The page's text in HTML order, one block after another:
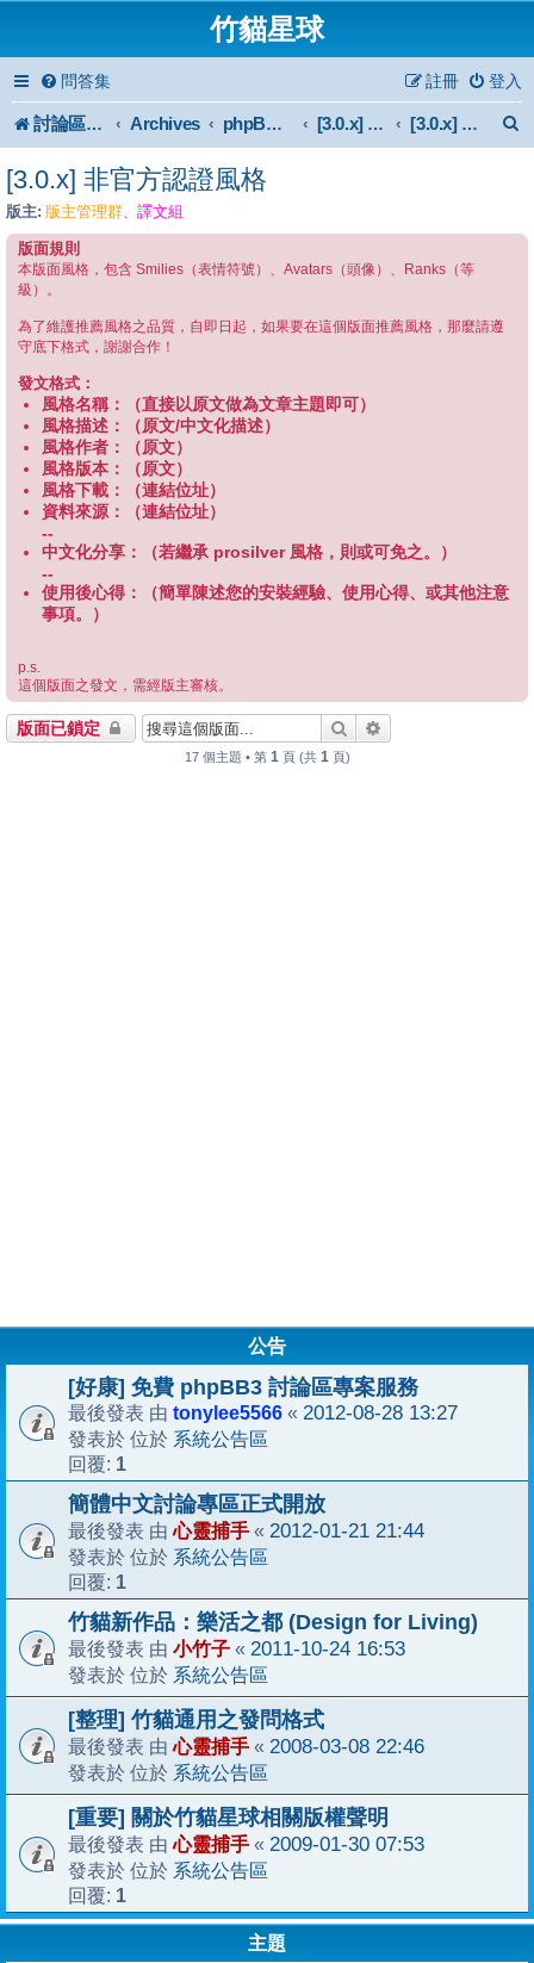
竹貓星球
問答集 登入
註冊
討論區首頁 Archives phpBB 3.0.x Forum Archive [3.0.x] Style [3.0.x] 非官方認證風格
[3.0.x] 非官方認證風格
版主: 版主管理群、 譯文組
版面規則
本版面風格，包含 Smilies（表情符號）、Avatars（頭像）、Ranks（等
級）。
為了維護推薦風格之品質，自即日起，如果要在這個版面推薦風格，那麼請遵
守底下格式，謝謝合作！
發文格式：
風格名稱：（直接以原文做為文章主題即可）
風格描述：（原文/中文化描述）
風格作者：（原文）
風格版本：（原文）
風格下載：（連結位址）
資料來源：（連結位址）
--
中文化分享：（若繼承 prosilver 風格，則或可免之。）
--
使用後心得：（簡單陳述您的安裝經驗、使用心得、或其他注意
事項。）
p.s.
這個版面之發文，需經版主審核。
版面已鎖定 搜尋
17 個主題 • 第 1 頁 (共 1 頁)
公告
[好康] 免費 phpBB3 討論區專案服務
最後發表 由 tonylee5566 « 2012-08-28 13:27
發表於 位於 系統公告區
回覆: 1
簡體中文討論專區正式開放
最後發表 由心靈捕手 « 2012-01-21 21:44
發表於 位於 系統公告區
回覆: 1
竹貓新作品：樂活之都 (Design for Living)
最後發表 由 小竹子 « 2011-10-24 16:53
發表於 位於 系統公告區
[整理] 竹貓通用之發問格式
最後發表 由心靈捕手 « 2008-03-08 22:46
發表於 位於 系統公告區
[重要] 關於竹貓星球相關版權聲明
最後發表 由心靈捕手 « 2009-01-30 07:53
發表於 位於 系統公告區
回覆: 1
主題